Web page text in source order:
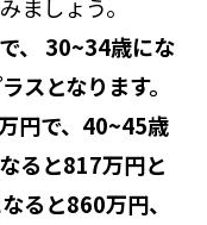
ましょう。
、 30~34歳にな
スとなります。
円で、40~45歳
ると817万円と
ると860万円、